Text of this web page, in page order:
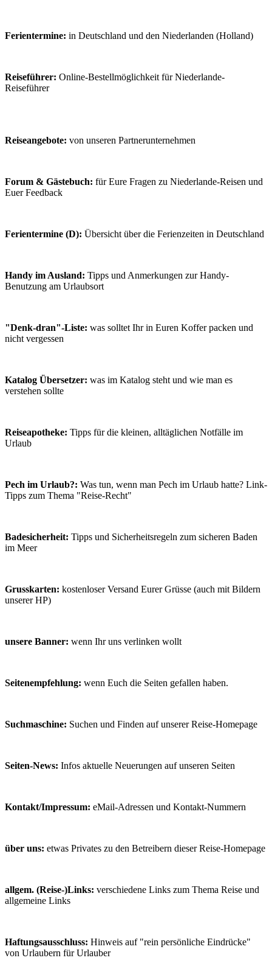
Ferientermine: in Deutschland und den Niederlanden (Holland)
Reiseführer: Online-Bestellmöglichkeit für Niederlande-
Reiseführer
Reiseangebote: von unseren Partnerunternehmen
Forum & Gästebuch: für Eure Fragen zu Niederlande-Reisen und
Euer Feedback
Ferientermine (D): Übersicht über die Ferienzeiten in Deutschland
Handy im Ausland: Tipps und Anmerkungen zur Handy-
Benutzung am Urlaubsort
"Denk-dran"-Liste: was solltet Ihr in Euren Koffer packen und
nicht vergessen
Katalog Übersetzer: was im Katalog steht und wie man es
verstehen sollte
Reiseapotheke: Tipps für die kleinen, alltäglichen Notfälle im
Urlaub
Pech im Urlaub?: Was tun, wenn man Pech im Urlaub hatte? Link-
Tipps zum Thema "Reise-Recht"
Badesicherheit: Tipps und Sicherheitsregeln zum sicheren Baden
im Meer
Grusskarten: kostenloser Versand Eurer Grüsse (auch mit Bildern
unserer HP)
unsere Banner: wenn Ihr uns verlinken wollt
Seitenempfehlung: wenn Euch die Seiten gefallen haben.
Suchmaschine: Suchen und Finden auf unserer Reise-Homepage
Seiten-News: Infos aktuelle Neuerungen auf unseren Seiten
Kontakt/Impressum: eMail-Adressen und Kontakt-Nummern
über uns: etwas Privates zu den Betreibern dieser Reise-Homepage
allgem. (Reise-)Links: verschiedene Links zum Thema Reise und
allgemeine Links
Haftungsausschluss: Hinweis auf "rein persönliche Eindrücke"
von Urlaubern für Urlauber